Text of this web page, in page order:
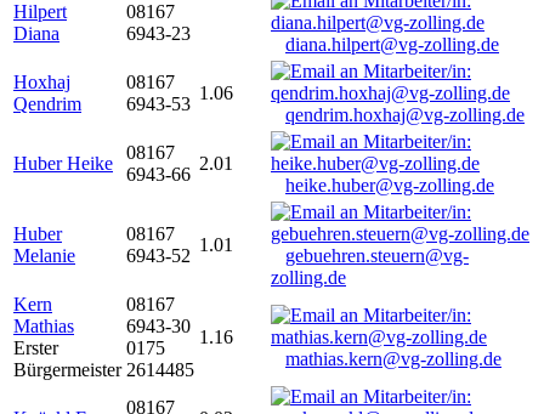
Hilpert
Diana
08167
6943-23
diana.hilpert@vg-zolling.de
Hoxhaj
Qendrim
08167
6943-53
1.06
qendrim.hoxhaj@vg-zolling.de
Huber Heike
08167
6943-66
2.01
heike.huber@vg-zolling.de
Huber
Melanie
08167
6943-52
1.01
gebuehren.steuern@vg-
zolling.de
Kern
Mathias
Erster
Bürgermeister
08167
6943-30
0175
2614485
1.16
mathias.kern@vg-zolling.de
08167